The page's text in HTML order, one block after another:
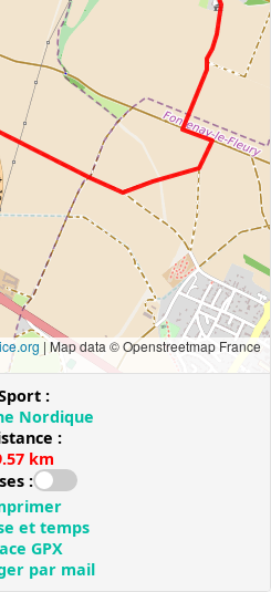
| Map data © Openstreetmap France
:
Nordique
:
km
:
et temps
GPX
par mail